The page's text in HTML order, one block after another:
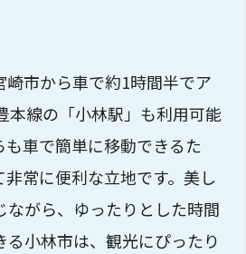
崎市から車で約1時間半でア
本線の「小林駅」も利用可能
車で簡単に移動できるた
常に便利な立地です。美し
ながら、ゆったりとした時間
る小林市は、観光にぴったり